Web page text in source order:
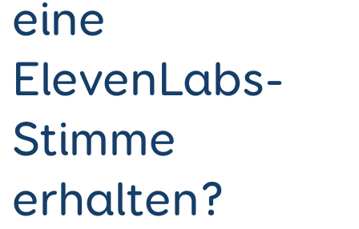
eine
ElevenLabs-
Stimme
erhalten?